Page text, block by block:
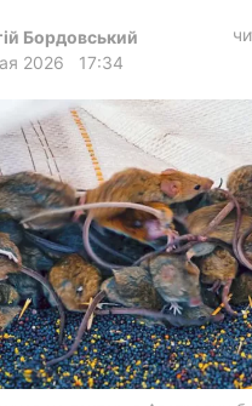
архив
en
Бордовський
2026
17:34